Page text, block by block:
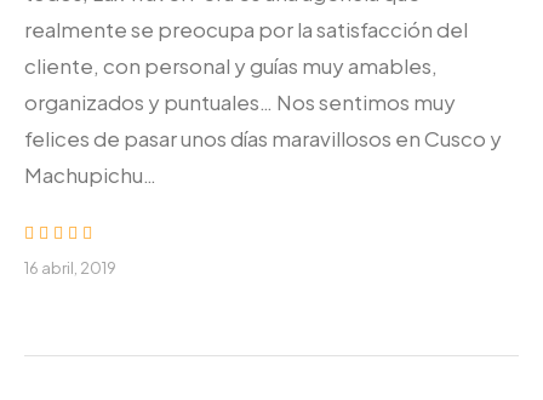
realmente se preocupa por la satisfacción del
cliente, con personal y guías muy amables,
organizados y puntuales… Nos sentimos muy
felices de pasar unos días maravillosos en Cusco y
Machupichu…
16 abril, 2019